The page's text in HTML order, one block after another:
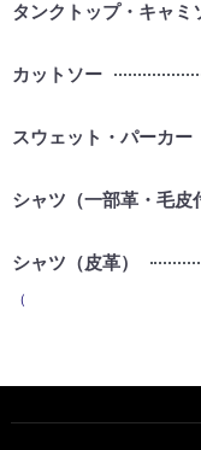
タンクトップ・キャミ
カットソー
スウェット・パーカー
シャツ（一部革・毛皮
シャツ（皮革）
（